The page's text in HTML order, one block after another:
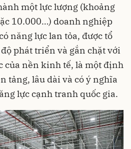
một lực lượng (khoảng
10.000…) doanh nghiệp
năng lực lan tỏa, được tổ
phát triển và gắn chặt với
của nền kinh tế, là một định
tảng, lâu dài và có ý nghĩa
lực cạnh tranh quốc gia.